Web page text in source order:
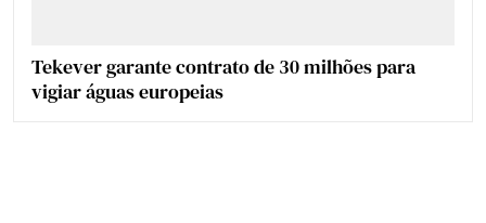
Tekever garante contrato de 30 milhões para
vigiar águas europeias